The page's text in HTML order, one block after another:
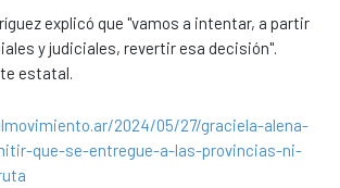
explicó que "vamos a intentar, a partir
y judiciales, revertir esa decisión".
estatal.
2024/05/27/graciela-alena-
que-se-entregue-a-las-provincias-ni-